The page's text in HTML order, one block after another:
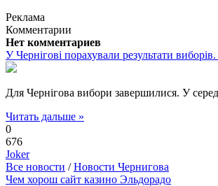
Реклама
Комментарии
Нет комментариев
У Чернігові порахували результати
Для Чернігова вибори завершилися. У
Читать дальше »
0
676
Joker
Все новости /Новости Чернигова
Чем хорош сайт казино Эльдорадо